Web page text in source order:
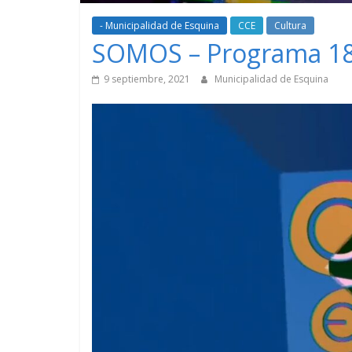
- Municipalidad de Esquina CCE Cultura
SOMOS – Programa
9 septiembre, 2021 Municipalidad de Esquina